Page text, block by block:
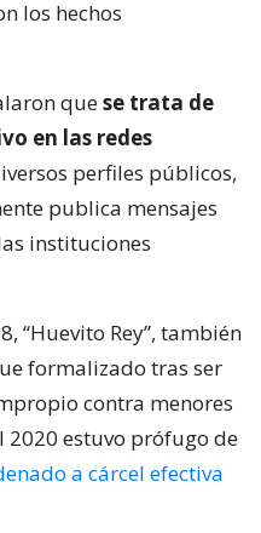
los hechos
quese trata de
en las redes
perfiles públicos,
publica mensajes
instituciones
“Huevito Rey”, también
formalizado tras ser
contra menores
2020 estuvo prófugo de
a cárcel efectiva